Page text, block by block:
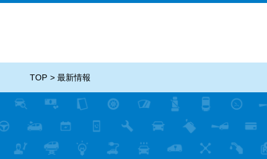
TOP 最新情報